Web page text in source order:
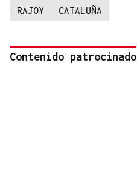
RAJOY CATALUÑA
Contenido patrocinado